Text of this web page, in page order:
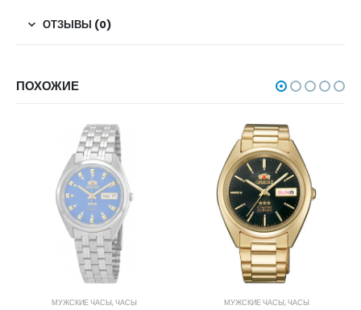
ОТЗЫВЫ (0)
ПОХОЖИЕ
НЕТ В НАЛИЧИИ
МУЖСКИЕ ЧАСЫ,ЧАСЫ МУЖСКИЕ ЧАСЫ,ЧАСЫ